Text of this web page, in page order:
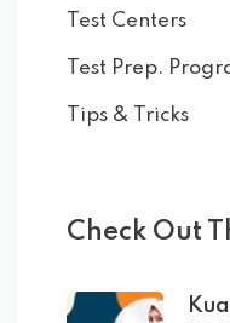
Test Centers
Test Prep.
Tips & Tricks
Check Out